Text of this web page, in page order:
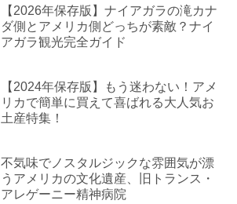
【2026年保存版】ナイアガラの滝カナ
ダ側とアメリカ側どっちが素敵？ナイ
アガラ観光完全ガイド
【2024年保存版】もう迷わない！アメ
リカで簡単に買えて喜ばれる大人気お
土産特集！
不気味でノスタルジックな雰囲気が漂
うアメリカの文化遺産、旧トランス・
アレゲーニー精神病院